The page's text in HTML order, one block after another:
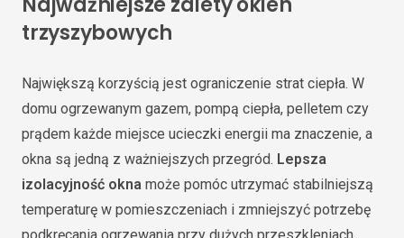
trzyszybowych
Największą korzyścią jest ograniczenie strat ciepła. W
domu ogrzewanym gazem, pompą ciepła, pelletem czy
prądem każde miejsce ucieczki energii ma znaczenie, a
okna są jedną z ważniejszych przegród. Lepsza
izolacyjność okna może pomóc utrzymać stabilniejszą
temperaturę w pomieszczeniach i zmniejszyć potrzebę